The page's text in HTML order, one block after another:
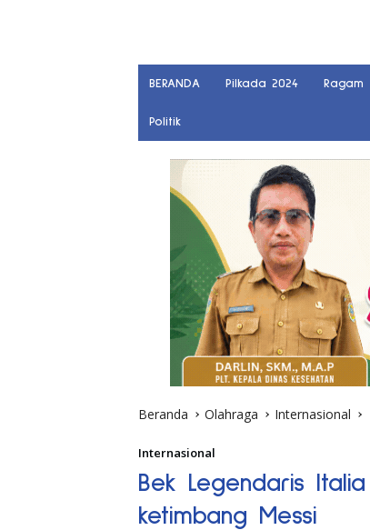
BERANDA Pilkada 2024 Ragam
Politik
Beranda Olahraga Internasional
Internasional
Bek Legendaris
ketimbang Messi